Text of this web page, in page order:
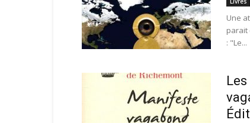
Une
parait
: "Le...